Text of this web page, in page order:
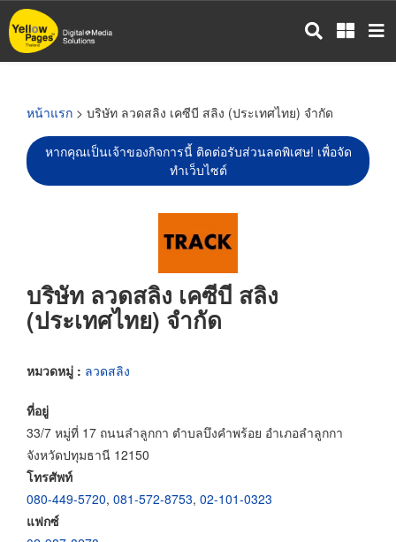
ข้าม
ไป
หน้าแรก > บริษัท ลวดสลิง เคซีบี สลิง (ประเทศไทย) จำกัด
หากคุณเป็นเจ้าของกิจการนี้ ติดต่อรับส่วนลดพิเศษ! เพื่อจัด
ทำเว็บไซต์
บริษัท ลวดสลิง เคซีบี สลิง
(ประเทศไทย) จำกัด
หมวดหมู่ : ลวดสลิง
ที่อยู่
33/7 หมู่ที่ 17 ถนนลำลูกกา ตำบลบึงคำพร้อย อำเภอลำลูกกา
จังหวัดปทุมธานี 12150
โทรศัพท์
080-449-5720, 081-572-8753, 02-101-0323
แฟกซ์